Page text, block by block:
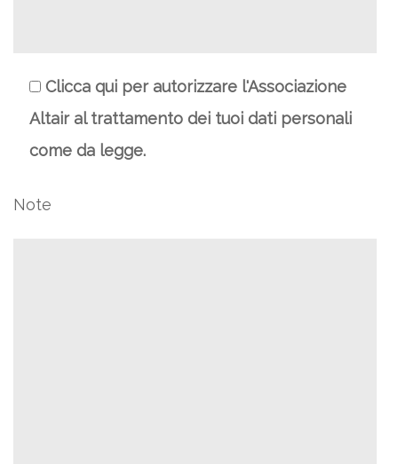
Clicca qui per autorizzare l'Associazione
Altair al trattamento dei tuoi dati personali
come da legge.
Note